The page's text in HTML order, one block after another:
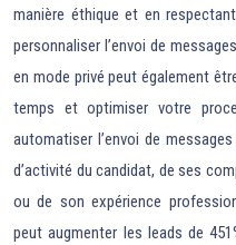
manière éthique et en
personnaliser l’envoi de
en mode privé peut également
temps et optimiser votre
automatiser l’envoi de
d’activité du candidat, de ses
ou de son expérience
peut augmenter les leads de